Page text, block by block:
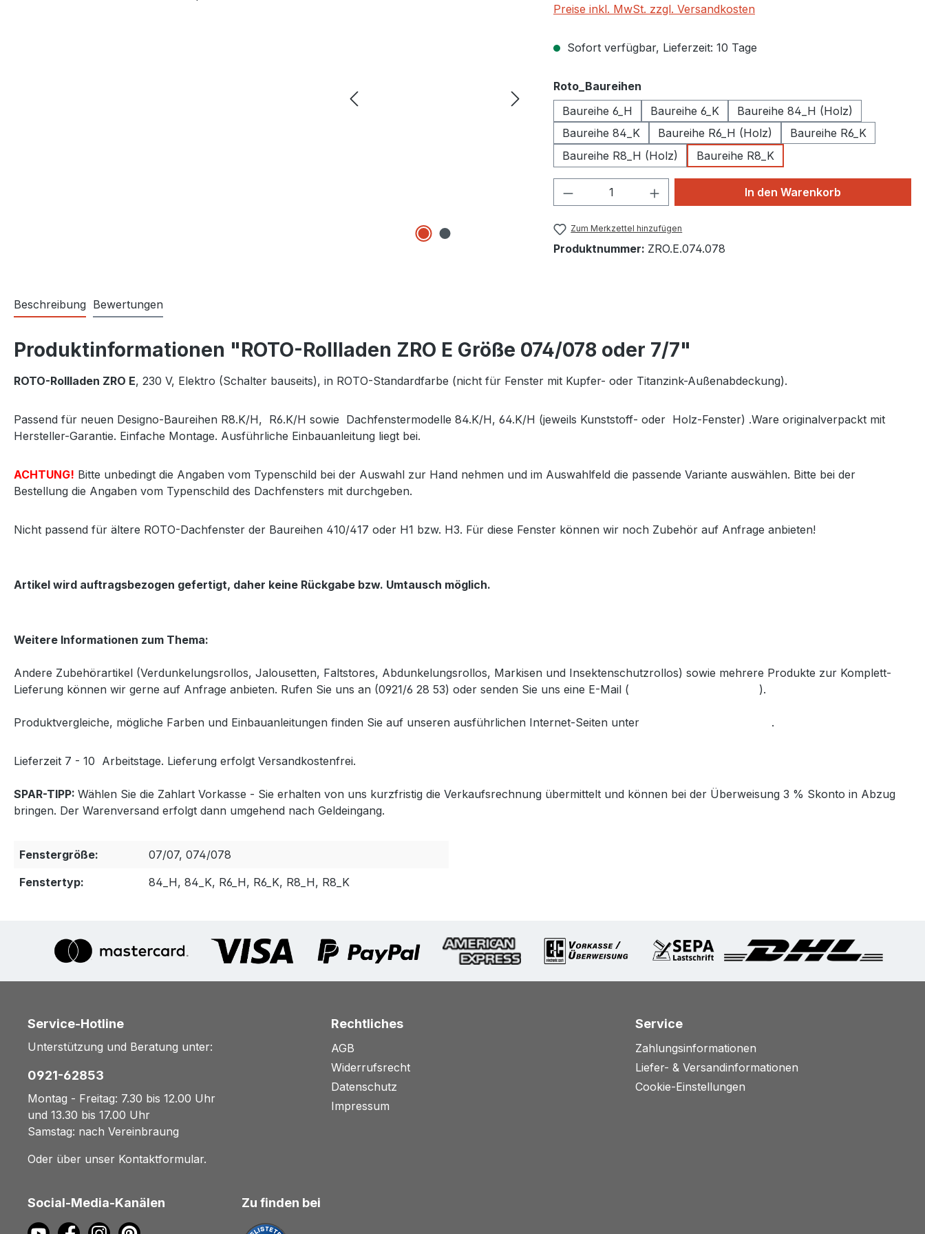
Preise inkl. MwSt. zzgl. Versandkosten
Sofort verfügbar, Lieferzeit: 10 Tage
Roto_Baureihen
Baureihe 6_H
Baureihe 6_K
Baureihe 84_H (Holz)
Baureihe 84_K
Baureihe R6_H (Holz)
Baureihe R6_K
Baureihe R8_H (Holz)
Baureihe R8_K
Produkt Anzahl: Gib den gewünschten Wert
In den Warenkorb
Zum Merkzettel hinzufügen
Produktnummer: ZRO.E.074.078
Beschreibung Bewertungen
Produktinformationen "ROTO-Rollladen ZRO E Größe 074/078 oder 7/7"
ROTO-Rollladen ZRO E, 230 V, Elektro (Schalter bauseits), in ROTO-Standardfarbe (nicht für Fenster mit Kupfer- oder Titanzink-Außenabdeckung).
Passend für neuen Designo-Baureihen R8.K/H, R6.K/H sowie Dachfenstermodelle 84.K/H, 64.K/H (jeweils Kunststoff- oder Holz-Fenster) .Ware originalverpackt mit
Hersteller-Garantie. Einfache Montage. Ausführliche Einbauanleitung liegt bei.
ACHTUNG! Bitte unbedingt die Angaben vom Typenschild bei der Auswahl zur Hand nehmen und im Auswahlfeld die passende Variante auswählen. Bitte bei der
Bestellung die Angaben vom Typenschild des Dachfensters mit durchgeben.
Nicht passend für ältere ROTO-Dachfenster der Baureihen 410/417 oder H1 bzw. H3. Für diese Fenster können wir noch Zubehör auf Anfrage anbieten!
Artikel wird auftragsbezogen gefertigt, daher keine Rückgabe bzw. Umtausch möglich.
Weitere Informationen zum Thema:
Andere Zubehörartikel (Verdunkelungsrollos, Jalousetten, Faltstores, Abdunkelungsrollos, Markisen und Insektenschutzrollos) sowie mehrere Produkte zur Komplett-
Lieferung können wir gerne auf Anfrage anbieten. Rufen Sie uns an (0921/6 28 53) oder senden Sie uns eine E-Mail (
).
Produktvergleiche, mögliche Farben und Einbauanleitungen finden Sie auf unseren ausführlichen Internet-Seiten unter .
Lieferzeit 7 - 10 Arbeitstage. Lieferung erfolgt Versandkostenfrei.
SPAR-TIPP: Wählen Sie die Zahlart Vorkasse - Sie erhalten von uns kurzfristig die Verkaufsrechnung übermittelt und können bei der Überweisung 3 % Skonto in Abzug
bringen. Der Warenversand erfolgt dann umgehend nach Geldeingang.
Fenstergröße:
07/07, 074/078
Fenstertyp:
84_H, 84_K, R6_H, R6_K, R8_H, R8_K
Service-Hotline
Unterstützung und Beratung unter:
0921-62853
Montag - Freitag: 7.30 bis 12.00 Uhr
und 13.30 bis 17.00 Uhr
Samstag: nach Vereinbraung
Oder über unser Kontaktformular.
Rechtliches
AGB
Widerrufsrecht
Datenschutz
Impressum
Service
Zahlungsinformationen
Liefer- & Versandinformationen
Cookie-Einstellungen
Social-Media-Kanälen Zu finden bei